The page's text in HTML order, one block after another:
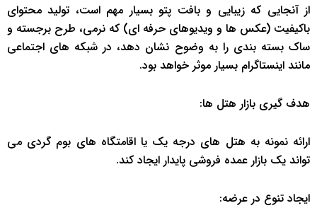
از آنجایی که زیبایی و بافت پتو بسیار مهم است، تولید محتوای
باکیفیت (عکس ها و ویدیوهای حرفه ای) که نرمی، طرح برجسته و
ساک بسته بندی را به وضوح نشان دهد، در شبکه های اجتماعی
مانند اینستاگرام بسیار موثر خواهد بود.
هدف گیری بازار هتل ها:
ارائه نمونه به هتل های درجه یک یا اقامتگاه های بوم گردی می
تواند یک بازار عمده فروشی پایدار ایجاد کند.
ایجاد تنوع در عرضه: